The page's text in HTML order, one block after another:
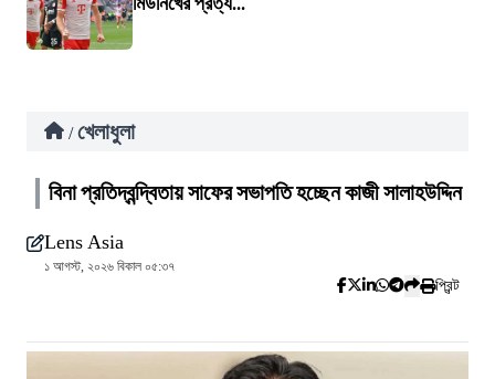
/ খেলাধুলা
বিনা প্রতিদ্বন্দ্বিতায় সাফের সভাপতি হচ্ছেন কাজী সালাহউদ্দিন
Lens Asia
১ আগস্ট, ২০২৬ বিকাল ০৫:৩৭
প্রিন্ট